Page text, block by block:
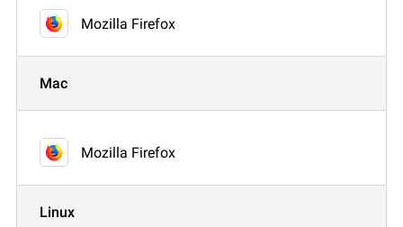
Mozilla Firefox
Mac
Mozilla Firefox
Linux